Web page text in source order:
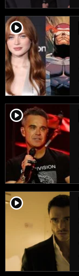
player2
player2
player2